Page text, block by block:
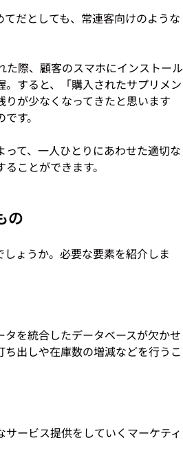
だとしても、常連客向けのような
た際、顧客のスマホにインストール
すると、「購入されたサプリメン
が少なくなってきたと思います
す。
て、一人ひとりにあわせた適切な
の
ょうか。必要な要素を紹介しま
を統合したデータベースが欠かせ
出しや在庫数の増減などを行うこ
ービス提供をしていくマーケティ